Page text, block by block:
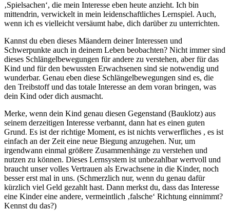
‚Spielsachen‘, die mein Interesse eben heute anzieht. Ich bin
mittendrin, verwickelt in mein leidenschaftliches Lernspiel. Auch,
wenn ich es vielleicht versäumt habe, dich darüber zu unterrichten.
Kannst du eben dieses Mäandern deiner Interessen und
Schwerpunkte auch in deinem Leben beobachten? Nicht immer sind
dieses Schlängelbewegungen für andere zu verstehen, aber für das
Kind und für den bewussten Erwachsenen sind sie notwendig und
wunderbar. Genau eben diese Schlängelbewegungen sind es, die
den Treibstoff und das totale Interesse an dem voran bringen, was
dein Kind oder dich ausmacht.
Merke, wenn dein Kind genau diesen Gegenstand (Bauklotz) aus
seinem derzeitigen Interesse verbannt, dann hat es einen guten
Grund. Es ist der richtige Moment, es ist nichts verwerfliches , es ist
einfach an der Zeit eine neue Biegung anzugehen. Nur, um
irgendwann einmal größere Zusammenhänge zu verstehen und
nutzen zu können. Dieses Lernsystem ist unbezahlbar wertvoll und
braucht unser volles Vertrauen als Erwachsene in die Kinder, noch
besser erst mal in uns. (Schmerzlich nur, wenn du genau dafür
kürzlich viel Geld gezahlt hast. Dann merkst du, dass das Interesse
eine Kinder eine andere, vermeintlich ‚falsche‘ Richtung einnimmt?
Kennst du das?)